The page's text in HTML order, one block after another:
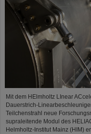
Mit dem HElmholtz LInear
Dauerstrich-
Teilchenstrahl neue
supraleitende Modul des
Helmholtz-Institut Mainz (HIM)